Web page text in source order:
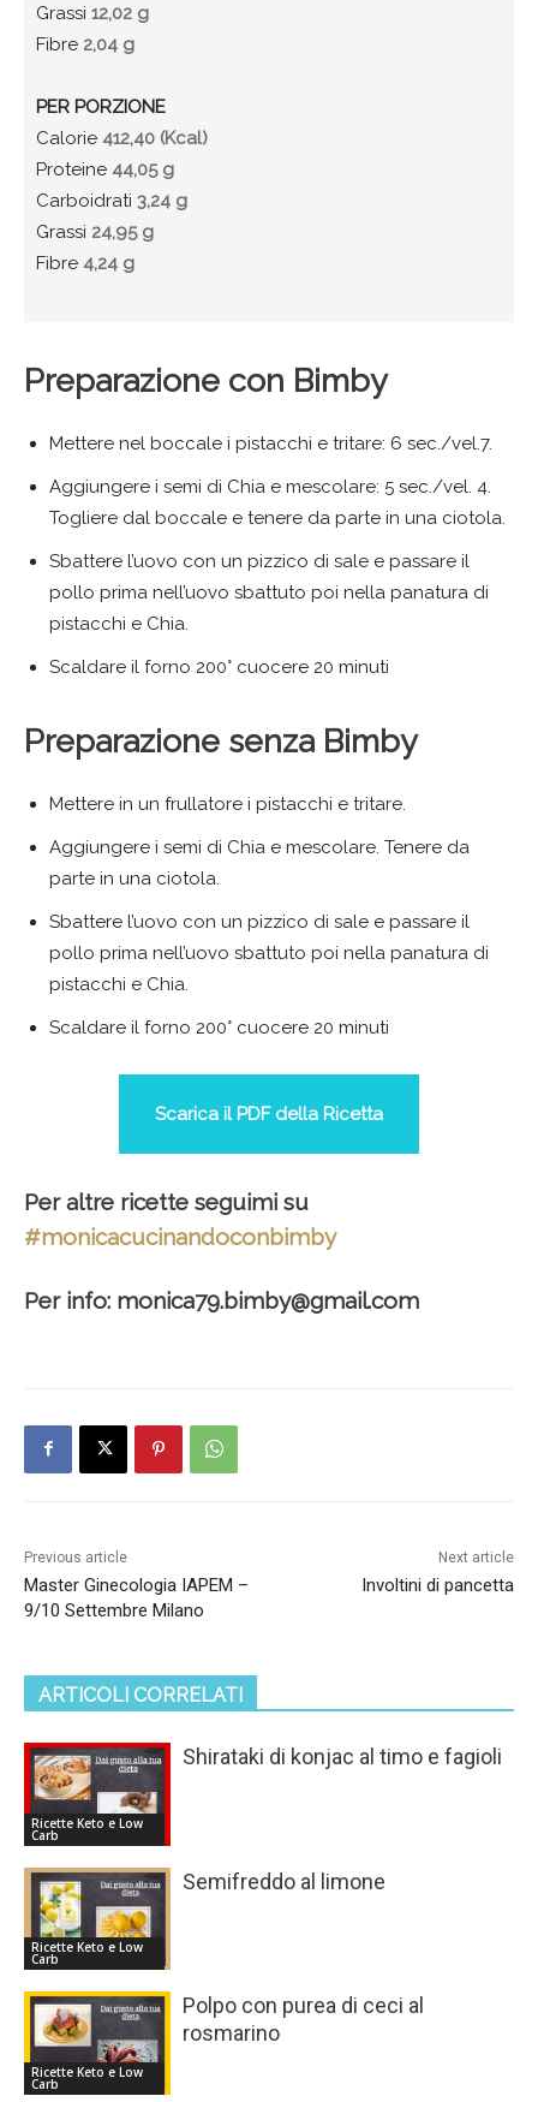
Grassi 12,02 g
Fibre 2,04 g
PER PORZIONE
Calorie 412,40 (Kcal)
Proteine 44,05 g
Carboidrati 3,24 g
Grassi 24,95 g
Fibre 4,24 g
Preparazione con Bimby
Mettere nel boccale i pistacchi e tritare: 6 sec./vel.7.
Aggiungere i semi di Chia e mescolare: 5 sec./vel. 4.
Togliere dal boccale e tenere da parte in una ciotola.
Sbattere l’uovo con un pizzico di sale e passare il
pollo prima nell’uovo sbattuto poi nella panatura di
pistacchi e Chia.
Scaldare il forno 200° cuocere 20 minuti
Preparazione senza Bimby
Mettere in un frullatore i pistacchi e tritare.
Aggiungere i semi di Chia e mescolare. Tenere da
parte in una ciotola.
Sbattere l’uovo con un pizzico di sale e passare il
pollo prima nell’uovo sbattuto poi nella panatura di
pistacchi e Chia.
Scaldare il forno 200° cuocere 20 minuti
Scarica il PDF della Ricetta
Per altre ricette seguimi su
#monicacucinandoconbimby
Per info: monica79.bimby@gmail.com
Previous article
Master Ginecologia IAPEM –
9/10 Settembre Milano
Next article
Involtini di pancetta
ARTICOLI CORRELATI
Ricette Keto e Low
Carb
Shirataki di konjac al timo e fagioli
Ricette Keto e Low
Carb
Semifreddo al limone
Ricette Keto e Low
Carb
Polpo con purea di ceci al
rosmarino